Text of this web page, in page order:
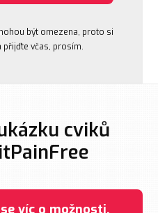
být omezena, proto si
přijďte včas, prosím.
cviků
víc o možnosti,